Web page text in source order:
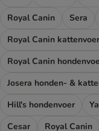
Royal Canin
Sera
Royal Canin kattenvoer
Royal Canin
Josera honden- &
Hill's hondenvoer
Cesar
Royal Canin